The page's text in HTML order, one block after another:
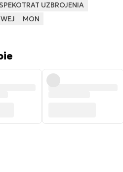
UZBROJENIA
MON